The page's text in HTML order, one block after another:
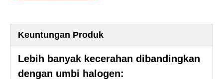
Keuntungan Produk
Lebih banyak kecerahan dibandingkan
dengan umbi halogen: